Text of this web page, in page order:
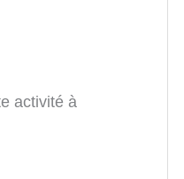
activité à